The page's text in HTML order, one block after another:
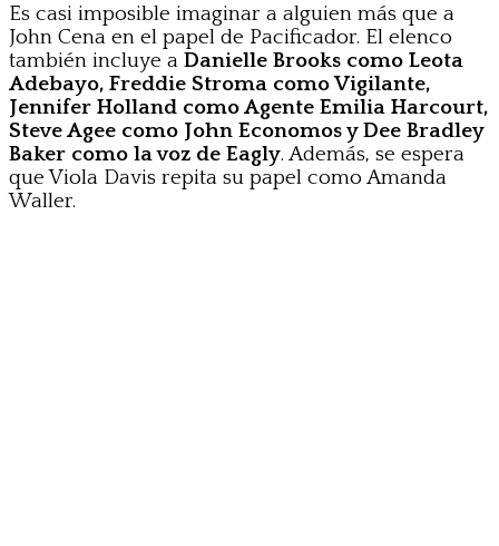
Es casi imposible imaginar a alguien más que a
John Cena en el papel de Pacificador. El elenco
también incluye a Danielle Brooks como Leota
Adebayo, Freddie Stroma como Vigilante,
Jennifer Holland como Agente Emilia Harcourt,
Steve Agee como John Economos y Dee Bradley
Baker como la voz de Eagly. Además, se espera
que Viola Davis repita su papel como Amanda
Waller.